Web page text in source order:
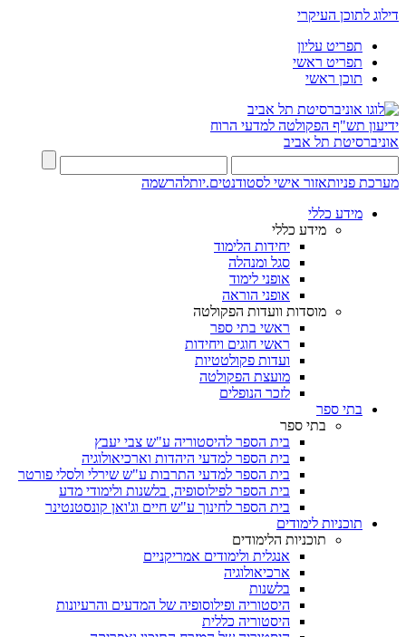
דילוג לתוכן העיקרי
תפריט עליון
תפריט ראשי
תוכן ראשי
ידיעון תש"ף הפקולטה למדעי הרוח
אוניברסיטת תל אביב
מערכת פניותאזור אישי לסטודנטים.יותלהרשמה
מידע כללי
מידע כללי
יחידות הלימוד
סגל ומנהלה
אופני לימוד
אופני הוראה
מוסדות וועדות הפקולטה
ראשי בתי ספר
ראשי חוגים ויחידות
ועדות פקולטטיות
מועצת הפקולטה
לזכר הנופלים
בתי ספר
בתי ספר
בית הספר להיסטוריה ע"ש צבי יעבץ
בית הספר למדעי היהדות וארכיאולוגיה
בית הספר למדעי התרבות ע"ש שירלי ולסלי פורטר
בית הספר לפילוסופיה, בלשנות ולימודי מדע
בית הספר לחינוך ע"ש חיים וג'ואן קונסטנטינר
תוכניות לימודים
תוכניות הלימודים
אנגלית ולימודים אמריקניים
ארכיאולוגיה
בלשנות
היסטוריה ופילוסופיה של המדעים והרעיונות
היסטוריה כללית